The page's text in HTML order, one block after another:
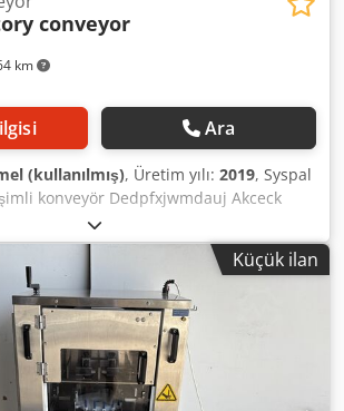
km
conveyor
Ara
(kullanılmış), Üretim yılı: 2019, Syspal
konveyör Dedpfxjwmdauj Akceck
Paslanmaz, konveyör boyutları
ayarlanabilir titreşim kontrolü, mobil,
Küçük ilan